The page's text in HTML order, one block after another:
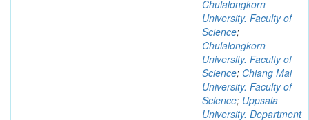
Chulalongkorn
University. Faculty of
Science;
Chulalongkorn
University. Faculty of
Science; Chiang Mai
University. Faculty of
Science; Uppsala
University. Department